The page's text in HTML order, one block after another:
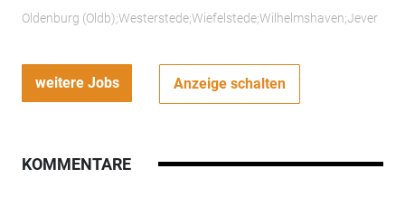
Oldenburg (Oldb);Westerstede;Wiefelstede;Wilhelmshaven;Jever
weitere Jobs Anzeige schalten
KOMMENTARE